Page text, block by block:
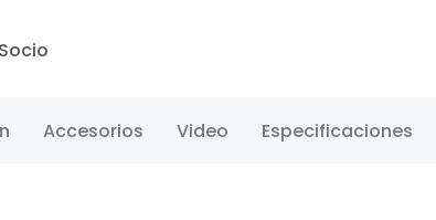
Socio
Accesorios Video Especificaciones